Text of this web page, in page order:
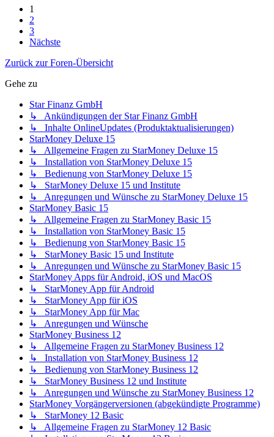
1
2
3
Nächste
Zurück zur Foren-Übersicht
Gehe zu
Star Finanz GmbH
↳ Ankündigungen der Star Finanz GmbH
↳ Inhalte OnlineUpdates (Produktaktualisierungen)
StarMoney Deluxe 15
↳ Allgemeine Fragen zu StarMoney Deluxe 15
↳ Installation von StarMoney Deluxe 15
↳ Bedienung von StarMoney Deluxe 15
↳ StarMoney Deluxe 15 und Institute
↳ Anregungen und Wünsche zu StarMoney Deluxe 15
StarMoney Basic 15
↳ Allgemeine Fragen zu StarMoney Basic 15
↳ Installation von StarMoney Basic 15
↳ Bedienung von StarMoney Basic 15
↳ StarMoney Basic 15 und Institute
↳ Anregungen und Wünsche zu StarMoney Basic 15
StarMoney Apps für Android, iOS und MacOS
↳ StarMoney App für Android
↳ StarMoney App für iOS
↳ StarMoney App für Mac
↳ Anregungen und Wünsche
StarMoney Business 12
↳ Allgemeine Fragen zu StarMoney Business 12
↳ Installation von StarMoney Business 12
↳ Bedienung von StarMoney Business 12
↳ StarMoney Business 12 und Institute
↳ Anregungen und Wünsche zu StarMoney Business 12
StarMoney Vorgängerversionen (abgekündigte Programme)
↳ StarMoney 12 Basic
↳ Allgemeine Fragen zu StarMoney 12 Basic